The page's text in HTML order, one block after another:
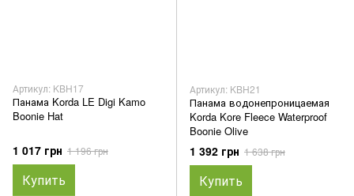
Артикул: KBH17
Панама Korda LE Digi Kamo
Boonie Hat
1 017 грн 1 196 грн
Купить
Артикул: KBH21
Панама водонепроницаемая
Korda Kore Fleece Waterproof
Boonie Olive
1 392 грн 1 638 грн
Купить